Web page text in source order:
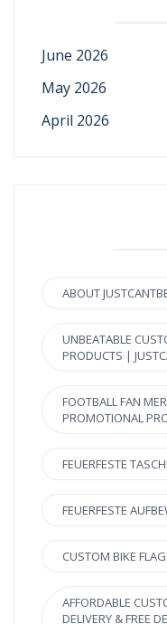
June 2026
May 2026
April 2026
ABOUT
UNBEATABLE
PRODUCTS |
FOOTBALL FAN
PROMOTIONAL
FEUERFESTE
FEUERFESTE
CUSTOM BIKE
AFFORDABLE
DELIVERY & FREE